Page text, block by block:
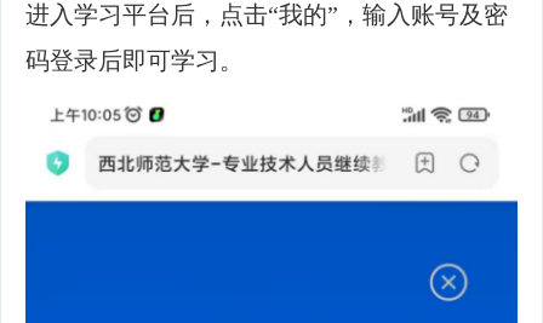
进入学习平台后，点击“我的”，输入账号及密
码登录后即可学习。